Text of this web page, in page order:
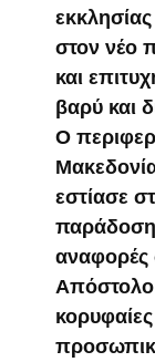
στον νέο
και
βαρύ και
Ο
εστίασε
παράδοση
αναφορές
Απόστολο